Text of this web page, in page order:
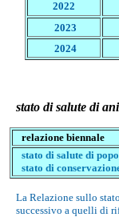
2022
2023
2024
stato di salute di
relazione biennale
stato di salute di
stato di
La Relazione sullo
successivo a quelli di